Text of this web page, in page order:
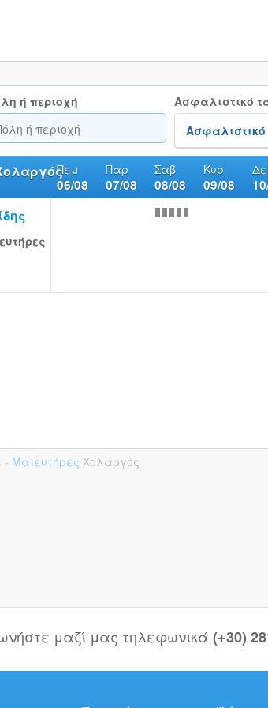
ή περιοχή Ασφαλιστικό
Πεμ
06/08
Παρ
07/08
Σαβ
08/08
Κυρ
09/08
- Μαιευτήρες Χολαργός
μαζί μας τηλεφωνικά (+30)